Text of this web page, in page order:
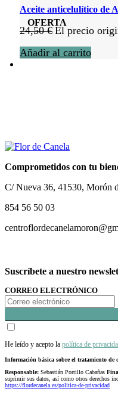
OFERTA
Aceite anticelulítico de
24,50€ El precio
Añadir al carrito
Comprometidos con tu
C/ Nueva 36, 41530, Morón
854 56 50 03
Suscríbete a nuestro
CORREO ELECTRÓNICO
He leído y acepto la política de
Información básica sobre el tratamiento de
Responsable: Sebastián Portillo Cabañas
suprimir sus datos, así como otros derechos
https://flordecanela.es/politica-de-privacidad